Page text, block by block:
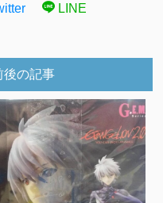
LINE
後の記事